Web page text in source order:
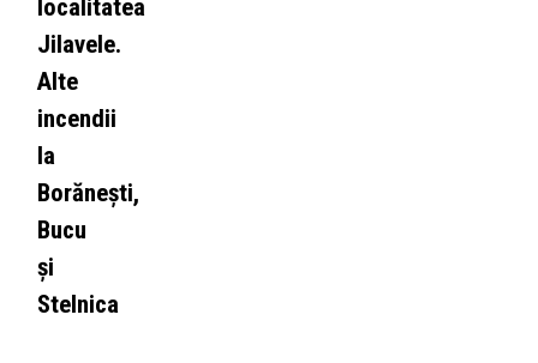
localitatea
Jilavele.
Alte
incendii
la
Borănești,
Bucu
și
Stelnica